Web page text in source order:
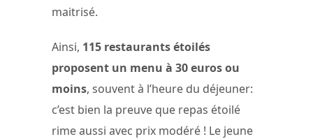
maitrisé.
Ainsi, 115 restaurants étoilés
proposent un menu à 30 euros ou
moins, souvent à l’heure du déjeuner:
c’est bien la preuve que repas étoilé
rime aussi avec prix modéré ! Le jeune